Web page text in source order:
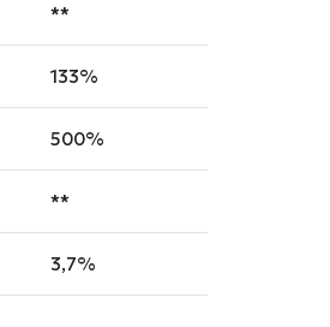
**
133%
500%
**
3,7%